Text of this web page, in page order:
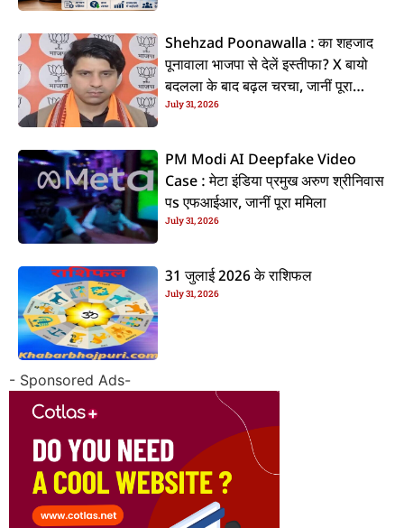
Shehzad Poonawalla : का शहजाद
पूनावाला भाजपा से देलें इस्तीफा? X बायो
बदलला के बाद बढ़ल चरचा, जानीं पूरा
ममिला
July 31, 2026
PM Modi AI Deepfake Video
Case : मेटा इंडिया प्रमुख अरुण श्रीनिवास
पs एफआईआर, जानीं पूरा ममिला
July 31, 2026
31 जुलाई 2026 के राशिफल
July 31, 2026
- Sponsored Ads-